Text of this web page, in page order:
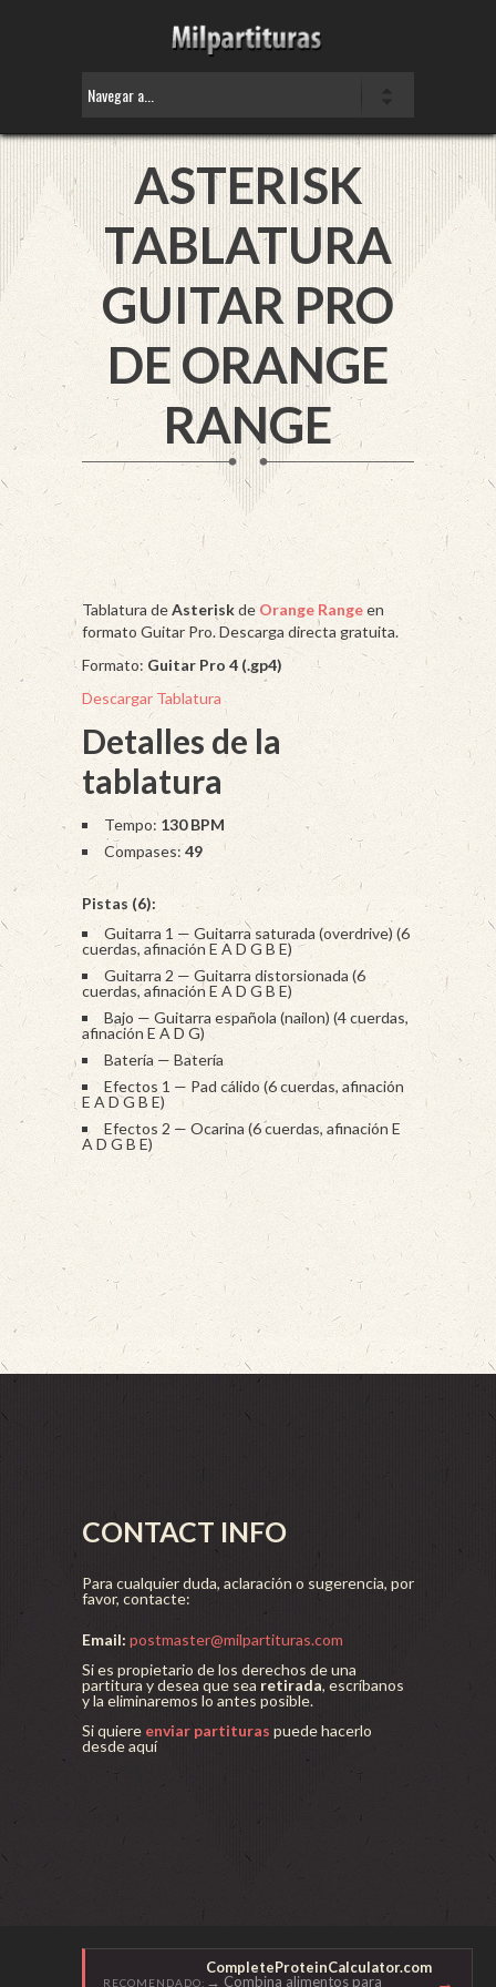
ASTERISK
TABLATURA
GUITAR PRO
DE ORANGE
RANGE
Tablatura deAsteriskde Orange Rangeen
formato Guitar Pro. Descarga directa gratuita.
Formato: Guitar Pro 4 (.gp4)
Descargar Tablatura
Detalles de la
tablatura
Tempo: 130 BPM
Compases:49
Pistas (6):
Guitarra 1 — Guitarra saturada (overdrive) (6
cuerdas, afinación E A D G B E)
Guitarra 2 — Guitarra distorsionada (6
cuerdas, afinación E A D G B E)
Bajo — Guitarra española (nailon) (4 cuerdas,
afinación E A D G)
Batería — Batería
Efectos 1 — Pad cálido (6 cuerdas, afinación
E A D G B E)
Efectos 2 — Ocarina (6 cuerdas, afinación E
A D G B E)
CONTACT INFO
Para cualquier duda, aclaración o sugerencia, por
favor, contacte:
Email: postmaster@milpartituras.com
Si es propietario de los derechos de una
partitura y desea que sea retirada, escríbanos
y la eliminaremos lo antes posible.
Si quiere enviar partituras puede hacerlo
desde aquí
RECOMENDADO:
CompleteProteinCalculator.com
→ Combina alimentos para
→